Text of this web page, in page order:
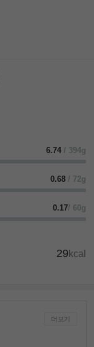
6.74 / 394g
0.68 / 72g
0.17/ 60g
29 kcal
더보기